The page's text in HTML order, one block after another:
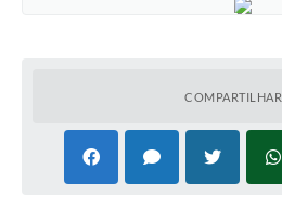
COMPARTILHAR